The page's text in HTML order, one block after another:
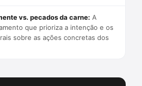
vs. pecados da carne: A
que prioriza a intenção e os
sobre as ações concretas dos